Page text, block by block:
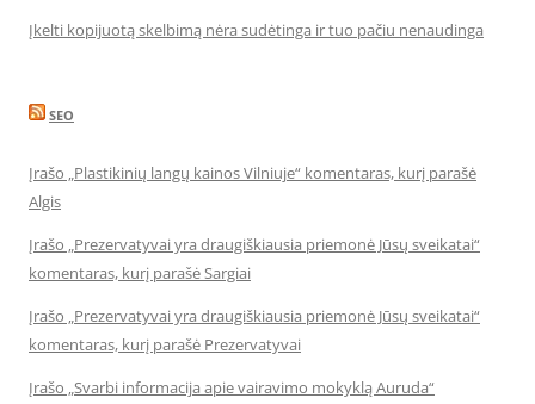
Įkelti kopijuotą skelbimą nėra sudėtinga ir tuo pačiu nenaudinga
SEO
Įrašo „Plastikinių langų kainos Vilniuje“ komentaras, kurį parašė
Algis
Įrašo „Prezervatyvai yra draugiškiausia priemonė Jūsų sveikatai“
komentaras, kurį parašė Sargiai
Įrašo „Prezervatyvai yra draugiškiausia priemonė Jūsų sveikatai“
komentaras, kurį parašė Prezervatyvai
Įrašo „Svarbi informacija apie vairavimo mokyklą Auruda“